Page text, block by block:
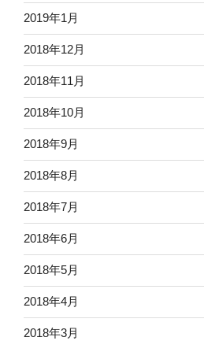
2019年1月
2018年12月
2018年11月
2018年10月
2018年9月
2018年8月
2018年7月
2018年6月
2018年5月
2018年4月
2018年3月